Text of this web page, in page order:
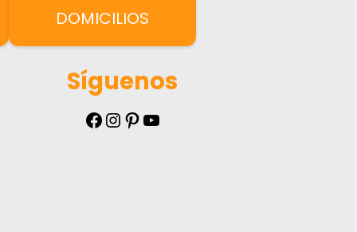
DOMICILIOS
Síguenos
Facebook Instagram Pinterest YouTube